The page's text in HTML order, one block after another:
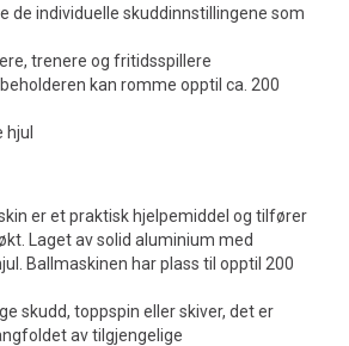
de individuelle skuddinnstillingene som
trenere og fritidsspillere
kan romme opptil ca. 200
hjul
er et praktisk hjelpemiddel og tilfører
Laget av solid aluminium med
Ballmaskinen har plass til opptil 200
skudd, toppspin eller skiver, det er
av tilgjengelige